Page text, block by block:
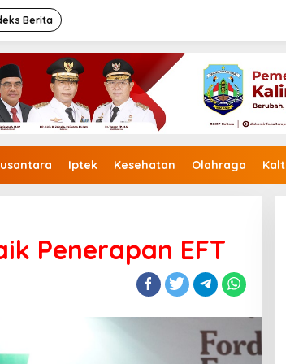
Berita
Iptek Kesehatan Olahraga
Penerapan EFT
Tiga Bakal Paslon Pilgub Kaltara
Akan Mendaftar di KPU Kaltara
27 Agustus, 2024